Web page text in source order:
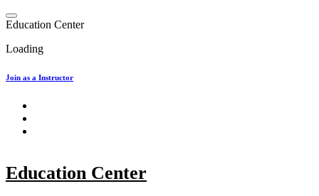
Skip
to
Education Center
Loading
Join as a Instructor
Education Center